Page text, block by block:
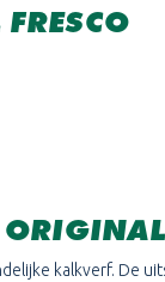
kalkverf. De